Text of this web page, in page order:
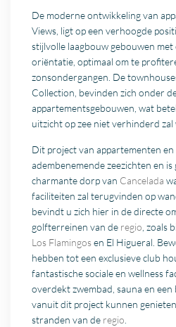
De moderne ontwikkeling van
Views, ligt op een verhoogde
stijlvolle laagbouw gebouwen
oriëntatie, optimaal om te
zonsondergangen. De
Collection, bevinden zich onder
appartementsgebouwen, wat
uitzicht op zee niet verhinderd zal
Dit project van appartementen
adembenemende zeezichten en
charmante dorp van Cancelada
faciliteiten zal terugvinden op
bevindt u zich hier in de directe
golfterreinen van de regio , zoals
Los Flamingosen El Higueral.
hebben tot een exclusieve club
fantastische sociale en wellness
overdekt zwembad, sauna en een
vanuit dit project kunnen
stranden van de regio